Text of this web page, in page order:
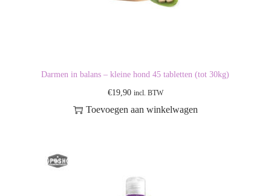
Darmen in balans – kleine hond 45 tabletten (tot 30kg)
€19,90 incl. BTW
Toevoegen aan winkelwagen